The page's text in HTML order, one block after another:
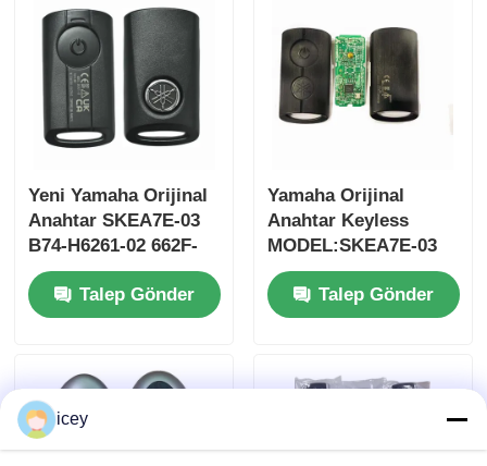
Ana sayfa
Ürünler
Yeni Yamaha Orijinal
Anahtar SKEA7E-03
B74-H6261-02 662F-
SKEA7D03
Talep Gönder
Yamaha Orijinal
Anahtar Keyless
MODEL:SKEA7E-03
Yamaha Akıllı
Uzaktan Kumanda
Anahtarı İçin B74-
Talep Gönder
icey